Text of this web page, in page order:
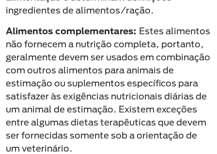
ingredientes de alimentos/ração.
Alimentos complementares: Estes alimentos
não fornecem a nutrição completa, portanto,
geralmente devem ser usados em combinação
com outros alimentos para animais de
estimação ou suplementos específicos para
satisfazer às exigências nutricionais diárias de
um animal de estimação. Existem exceções
entre algumas dietas terapêuticas que devem
ser fornecidas somente sob a orientação de
um veterinário.